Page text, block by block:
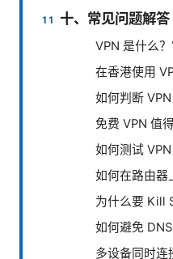
十、常见问题解答
VPN 是什么？
在香港使用
如何判断 VPN
免费 VPN 值得
如何测试 VPN
如何在路由器
为什么要 Kill
如何避免 DNS
多设备同时连